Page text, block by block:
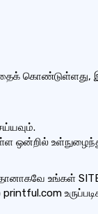
கொண்டுள்ளது,
ஒன்றில்
உங்கள்